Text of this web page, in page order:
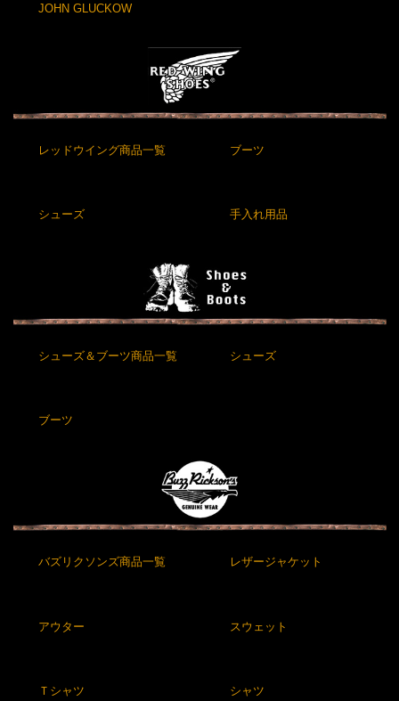
JOHN GLUCKOW
レッドウイング商品一覧 ブーツ
シューズ 手入れ用品
シューズ＆ブーツ商品一覧 シューズ
ブーツ
バズリクソンズ商品一覧 レザージャケット
アウター スウェット
Ｔシャツ シャツ